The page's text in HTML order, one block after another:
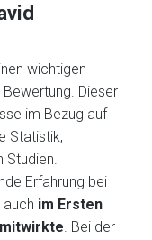
wichtigen
Dieser
im Bezug auf
Statistik,
Studien.
Erfahrung bei
auch im Ersten
. Bei der